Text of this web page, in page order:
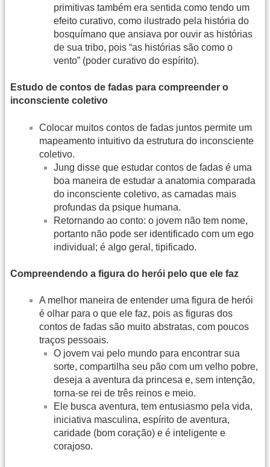
primitivas também era sentida como tendo um
efeito curativo, como ilustrado pela história do
bosquímano que ansiava por ouvir as histórias
de sua tribo, pois “as histórias são como o
vento” (poder curativo do espírito).
Estudo de contos de fadas para compreender o
inconsciente coletivo
Colocar muitos contos de fadas juntos permite um
mapeamento intuitivo da estrutura do inconsciente
coletivo.
Jung disse que estudar contos de fadas é uma
boa maneira de estudar a anatomia comparada
do inconsciente coletivo, as camadas mais
profundas da psique humana.
Retornando ao conto: o jovem não tem nome,
portanto não pode ser identificado com um ego
individual; é algo geral, tipificado.
Compreendendo a figura do herói pelo que ele faz
A melhor maneira de entender uma figura de herói
é olhar para o que ele faz, pois as figuras dos
contos de fadas são muito abstratas, com poucos
traços pessoais.
O jovem vai pelo mundo para encontrar sua
sorte, compartilha seu pão com um velho pobre,
deseja a aventura da princesa e, sem intenção,
torna-se rei de três reinos e meio.
Ele busca aventura, tem entusiasmo pela vida,
iniciativa masculina, espírito de aventura,
caridade (bom coração) e é inteligente e
corajoso.